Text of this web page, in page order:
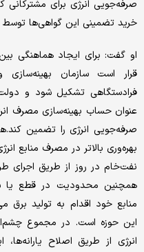
صرفه‌جویی انرژی برای
خرید تضمینی این گواهی‌ها توسط
او گفت: برای ایجاد هماهنگی
قرار است سازمان
فرادستگاهی تشکیل شود و
عنوان حساب بهینه‌سازی مصرف
صرفه‌جویی انرژی را تضمین
نفت‌خام در روز از طریق اجرای
همچنین محدودیت در قطع یا
منابع خود اقدام به تولید برق
این حوزه است. در مجموع
انرژی از طریق اصلاح